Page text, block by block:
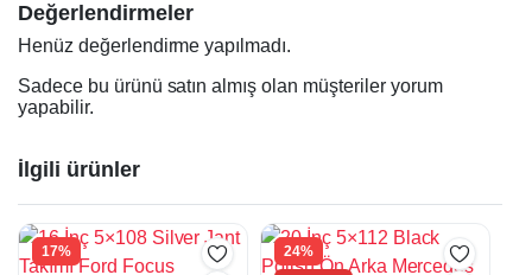
Değerlendirmeler
Henüz değerlendirme yapılmadı.
Sadece bu ürünü satın almış olan müşteriler yorum
yapabilir.
İlgili ürünler
17% 24%